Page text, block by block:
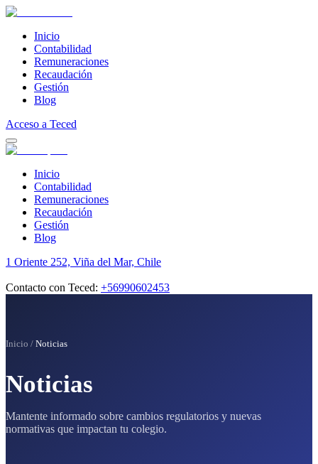
Inicio
Contabilidad
Remuneraciones
Recaudación
Gestión
Blog
Acceso a Teced
Inicio
Contabilidad
Remuneraciones
Recaudación
Gestión
Blog
1 Oriente 252, Viña del Mar, Chile
Contacto con Teced: +56990602453
Inicio / Noticias
Noticias
Mantente informado sobre cambios regulatorios y nuevas
normativas que impactan tu colegio.